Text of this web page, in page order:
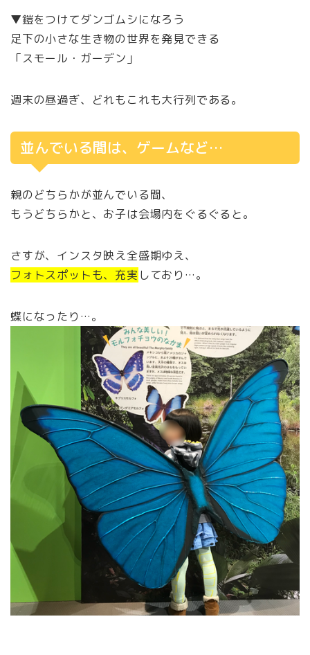
▼鎧をつけてダンゴムシになろう
足下の小さな生き物の世界を発見できる
「スモール・ガーデン」
週末の昼過ぎ、どれもこれも大行列である。
並んでいる間は、ゲームなど…
親のどちらかが並んでいる間、
もうどちらかと、お子は会場内をぐるぐると。
さすが、インスタ映え全盛期ゆえ、
フォトスポットも、充実 しており…。
蝶になったり…。